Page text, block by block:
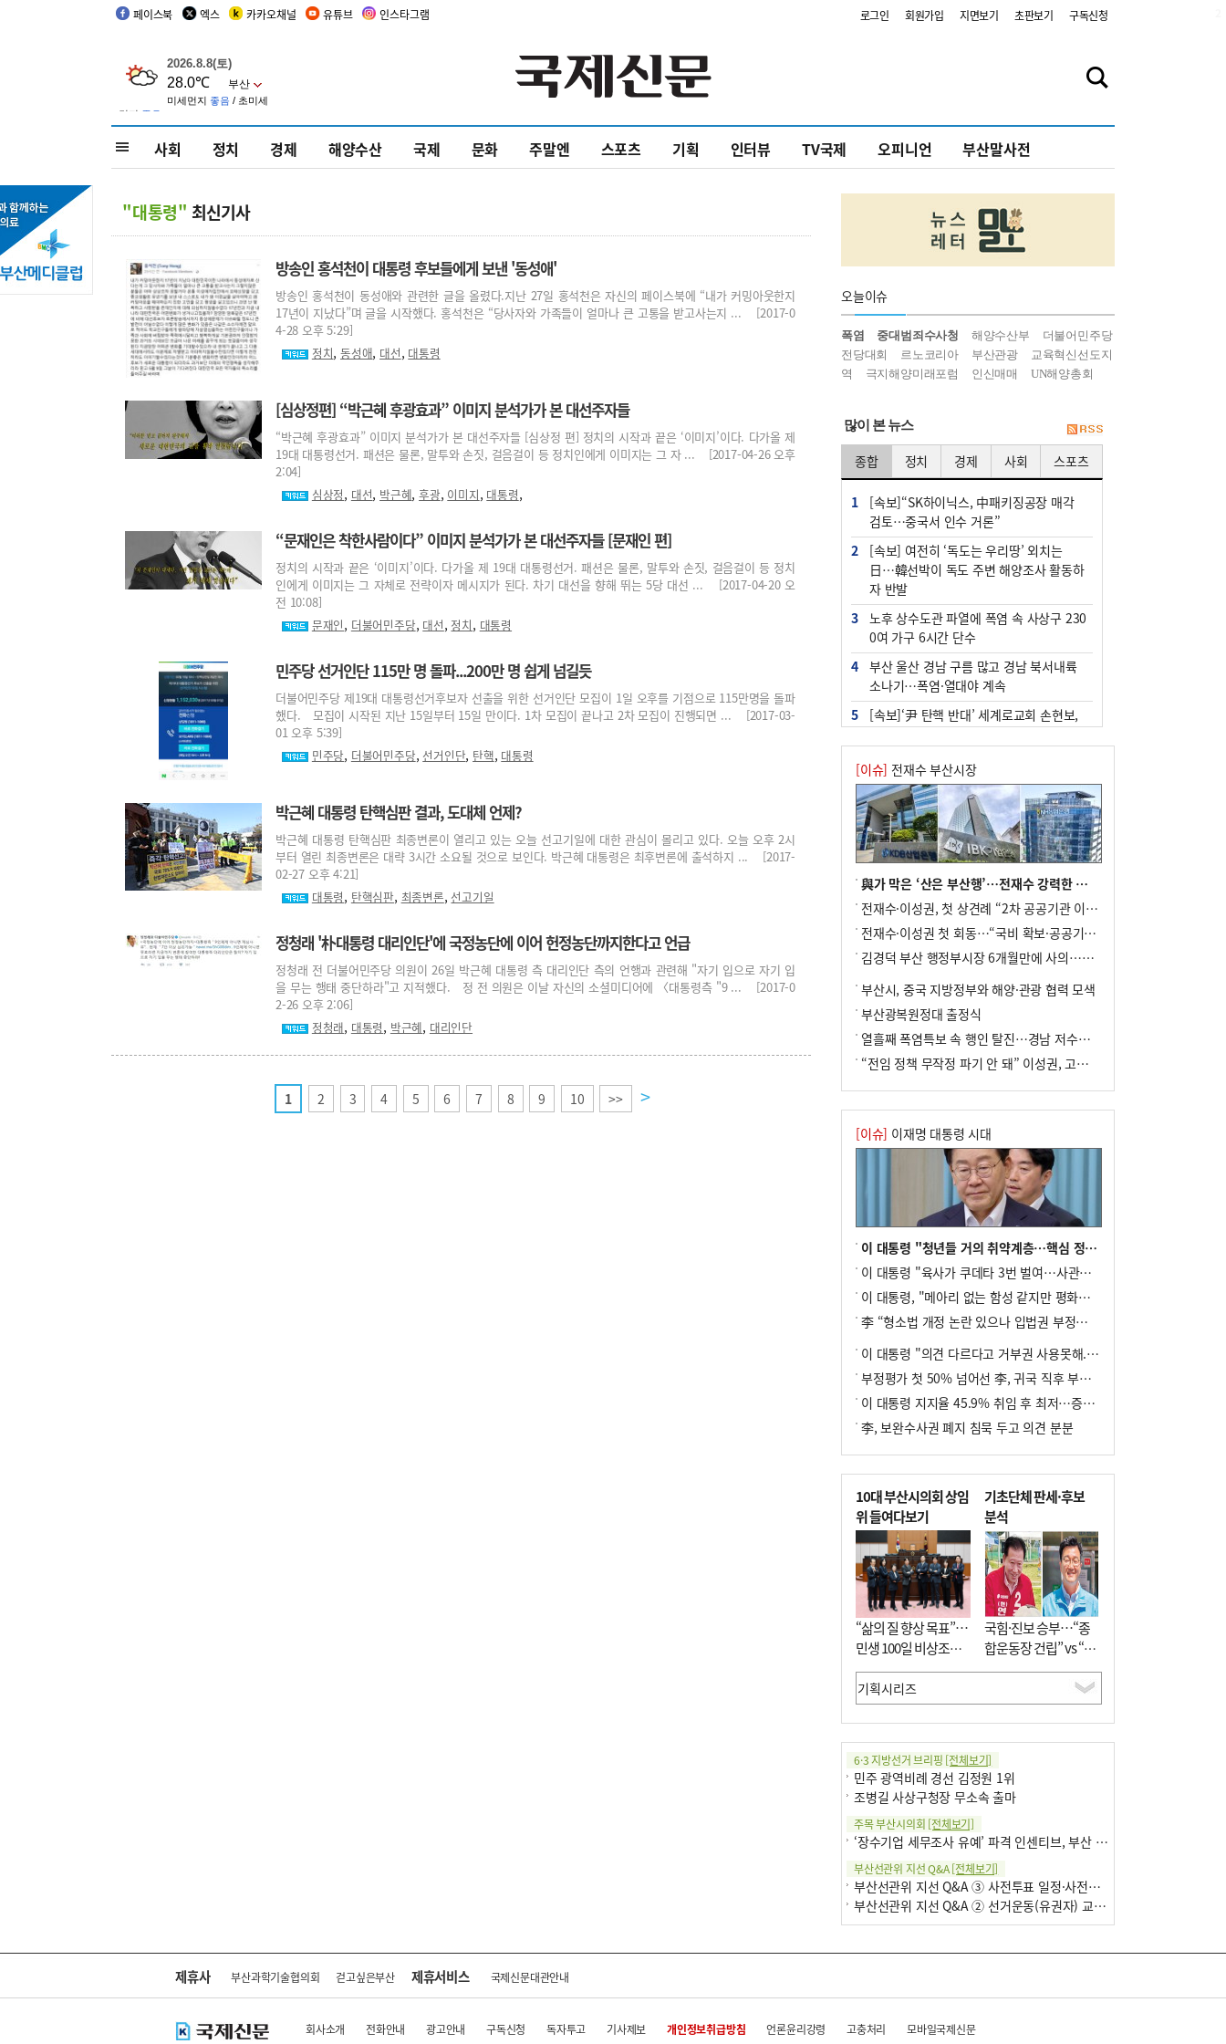
페이스북 엑스 카카오채널 유튜브 인스타그램 로그인 회원가입 지면보기 초판보기 구독신청
사회 정치 경제 해양수산 국제 문화 주말엔 스포츠 기획 인터뷰 TV국제 오피니언 부산말사전
"대통령" 최신기사
방송인 홍석천이 대통령 후보들에게 보낸 '동성애'
방송인 홍석천이 동성애와 관련한 글을 올렸다.지난 27일 홍석천은 자신의 페이스북에 “내가 커밍아웃한지
17년이 지났다”며 글을 시작했다. 홍석천은 “당사자와 가족들이 얼마나 큰 고통을 받고사는지 ... [2017-0
4-28 오후 5:29]
정치,동성애, 대선, 대통령
[심상정편] “박근혜 후광효과” 이미지 분석가가 본 대선주자들
“박근혜 후광효과” 이미지 분석가가 본 대선주자들 [심상정 편] 정치의 시작과 끝은 ‘이미지’이다. 다가올 제
19대 대통령선거. 패션은 물론, 말투와 손짓, 걸음걸이 등 정치인에게 이미지는 그 자 ... [2017-04-26 오후
2:04]
심상정, 대선, 박근혜,후광, 이미지, 대통령,
“문재인은 착한사람이다” 이미지 분석가가 본 대선주자들 [문재인 편]
정치의 시작과 끝은 ‘이미지’이다. 다가올 제 19대 대통령선거. 패션은 물론, 말투와 손짓, 걸음걸이 등 정치
인에게 이미지는 그 자체로 전략이자 메시지가 된다. 차기 대선을 향해 뛰는 5당 대선 ... [2017-04-20 오
전 10:08]
문재인, 더불어민주당, 대선, 정치, 대통령
민주당 선거인단 115만 명 돌파...200만 명 쉽게 넘길듯
더불어민주당 제19대 대통령선거후보자 선출을 위한 선거인단 모집이 1일 오후를 기점으로 115만명을 돌파
했다. 모집이 시작된 지난 15일부터 15일 만이다. 1차 모집이 끝나고 2차 모집이 진행되면 ... [2017-03-
01 오후 5:39]
민주당, 더불어민주당, 선거인단, 탄핵, 대통령
박근혜 대통령 탄핵심판 결과, 도대체 언제?
박근혜 대통령 탄핵심판 최종변론이 열리고 있는 오늘 선고기일에 대한 관심이 몰리고 있다. 오늘 오후 2시
부터 열린 최종변론은 대략 3시간 소요될 것으로 보인다. 박근혜 대통령은 최후변론에 출석하지 ... [2017-
02-27 오후 4:21]
대통령, 탄핵심판, 최종변론, 선고기일
정청래 '朴대통령 대리인단'에 국정농단에 이어 헌정농단까지한다고 언급
정청래 전 더불어민주당 의원이 26일 박근혜 대통령 측 대리인단 측의 언행과 관련해 "자기 입으로 자기 입
을 무는 행태 중단하라"고 지적했다. 정 전 의원은 이날 자신의 소셜미디어에 〈대통령측 "9 ... [2017-0
2-26 오후 2:06]
정청래, 대통령, 박근혜, 대리인단
1 2 3 4 5 6 7 8 9 10 >> >
오늘이슈
폭염 중대범죄수사청 해양수산부
더불어민주당
전당대회
르노코리아 부산관광
교육혁신선도지
역
극지해양미래포럼 인신매매 UN해양총회
많이 본 뉴스
종합 정치 경제 사회 스포츠
1
[속보]“SK하이닉스, 中패키징공장 매각
검토…중국서 인수 거론”
2
[속보] 여전히 ‘독도는 우리땅’ 외치는
日…韓선박이 독도 주변 해양조사 활동하
자 반발
3
노후 상수도관 파열에 폭염 속 사상구 230
0여 가구 6시간 단수
4
부산 울산 경남 구름 많고 경남 북서내륙
소나기…폭염·열대야 계속
5
[속보]‘尹 탄핵 반대’ 세계로교회 손현보,
6
‘탄약 부족 사태’ 보도에 격노한 트럼프…
군사기밀 유출자 색출 지시
7
부산 주유소 휘발유 평균가 ℓ당 1849원…
전주보다 3원 ↓
8
[속보] ‘심판 성접대’ 논란 축구협회 공식
사과…“현재는 부적절 행위 없어”
9
서울 중랑구서 흉기 난동…60대 남성 2명
사망
10 "올해 코스피 사이드카 43회 중 25회는 삼
[이슈] 전재수 부산시장
與가 막은 ‘산은 부산행’…전재수 강력한 의지 표명 없인 공염불
전재수·이성권, 첫 상견례 “2차 공공기관 이전 초당 협력”(종합)
전재수·이성권 첫 회동…“국비 확보·공공기관 이전 협력”
김경덕 부산 행정부시장 6개월만에 사의…후임 인선 촉각
부산시, 중국 지방정부와 해양·관광 협력 모색
부산광복원정대 출정식
열흘째 폭염특보 속 행인 탈진…경남 저수율 평년의 절반
“전임 정책 무작정 파기 안 돼” 이성권, 고강도 ‘전재수 견제’ 예고
[이슈] 이재명 대통령 시대
이 대통령 "청년들 거의 취약계층…핵심 정책 재편""
이 대통령 "육사가 쿠데타 3번 벌여…사관학교 통합 신속히 추진"
이 대통령, "메아리 없는 함성 같지만 평화공존책 계속해야"
李 “형소법 개정 논란 있으나 입법권 부정할 만큼은 아냐”(종합)
이 대통령 "의견 다르다고 거부권 사용못해.. 입법권 부정할 상황이라 보기 어려워"
부정평가 첫 50% 넘어선 李, 귀국 직후 부동산·증시 점검(종합)
이 대통령 지지율 45.9% 취임 후 최저…증시 폭락·연임 개헌 논란 영향
李, 보완수사권 폐지 침묵 두고 의견 분분
10대 부산시의회 상임
위 들여다보기
“삶의 질 향상 목표”…
민생 100일 비상조치
면밀 심사
기초단체 판세·후보
분석
국힘·진보 승부…“종
합운동장 건립” vs “출
근 공공버스 도입”
6·3 지방선거 브리핑 [전체보기]
민주 광역비례 경선 김정원 1위
조병길 사상구청장 무소속 출마
주목 부산시의회 [전체보기]
‘장수기업 세무조사 유예’ 파격 인센티브, 부산 유출 막을까
부산선관위 지선 Q&A[전체보기]
부산선관위 지선 Q&A ③ 사전투표 일정·사전투표함 보관
부산선관위 지선 Q&A ② 선거운동(유권자) 교육감투표용지
제휴사 부산과학기술협의회 걷고싶은부산 제휴서비스 국제신문대관안내
회사소개 전화안내 광고안내 구독신청 독자투고 기사제보 개인정보취급방침 언론윤리강령 고충처리 모바일국제신문